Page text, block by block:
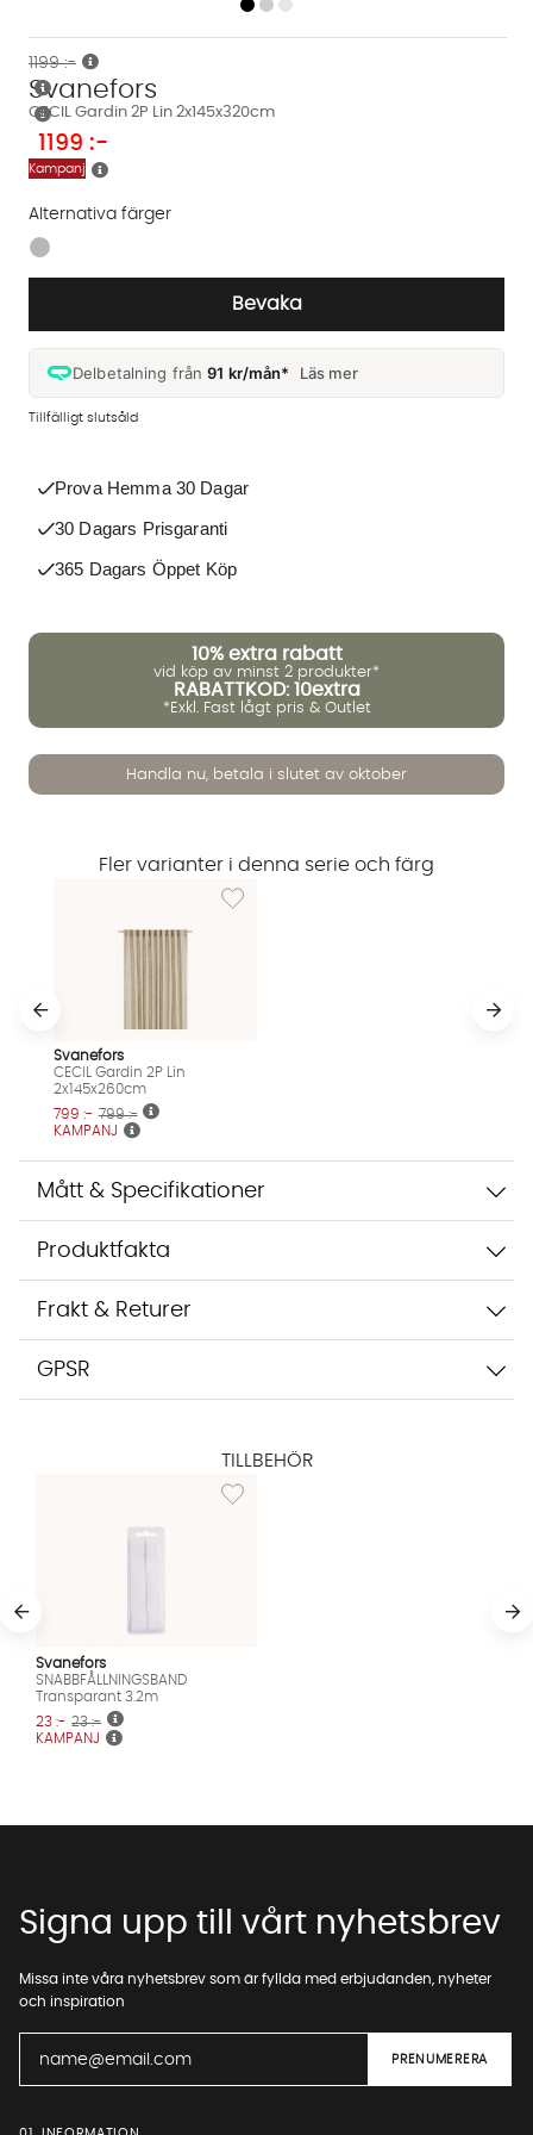
CECIL Gardin 2P Lin 2x145x320cm
Svanefors
1199 :-
1199 :-
Kampanj
Bevaka
Delbetalning från91 kr/mån* Läs mer
Tillfälligt slutsåld
Alternativa färger
Finns även i dessa färger:
Prova Hemma 30 Dagar
30 Dagars Prisgaranti
365 Dagars Öppet Köp
10% extra rabatt
vid köp av minst 2 produkter*
RABATTKOD: 10extra
*Exkl. Fast lågt pris & Outlet
Handla nu, betala i slutet av oktober
Fler varianter i denna serie och färg
Lägg till i önskelista: CECIL Gardin 2P Lin
Svanefors
CECIL Gardin 2P Lin
2x145x260cm
KAMPANJ
799 :- 799 :-
Mått & Specifikationer
Produktfakta
Frakt & Returer
GPSR
TILLBEHÖR
Lägg till i önskelista:
Svanefors
SNABBFÅLLNINGSBAND
Transparant 3.2m
KAMPANJ
23 :- 23 :-
Signa upp till vårt nyhetsbrev
Missa inte våra nyhetsbrev som är fyllda med erbjudanden, nyheter
och inspiration
sparas i upp till 24 timmar för att kunna hjälpa dig. Vi delar
inte dina uppgifter med tredje part. Läs mer i vår
Jag godkänner att konversationen sparas
Starta chatten